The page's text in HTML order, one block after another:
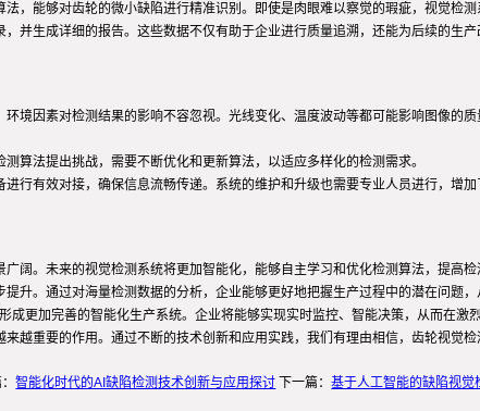
，能够对齿轮的微小缺陷进行精准识别。即使是肉眼难以察觉的瑕疵，视觉检
并生成详细的报告。这些数据不仅有助于企业进行质量追溯，还能为后续的生产
境因素对检测结果的影响不容忽视。光线变化、温度波动等都可能影响图像的
算法提出挑战，需要不断优化和更新算法，以适应多样化的检测需求。
行有效对接，确保信息流畅传递。系统的维护和升级也需要专业人员进行，增加
阔。未来的视觉检测系统将更加智能化，能够自主学习和优化检测算法，提高检
升。通过对海量检测数据的分析，企业能够更好地把握生产过程中的潜在问题，
更加完善的智能化生产系统。企业将能够实现实时监控、智能决策，从而在激
越重要的作用。通过不断的技术创新和应用实践，我们有理由相信，齿轮视觉检
：智能化时代的AI缺陷检测技术创新与应用探讨 下一篇：基于人工智能的缺陷视